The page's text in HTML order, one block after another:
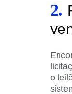
2.
o